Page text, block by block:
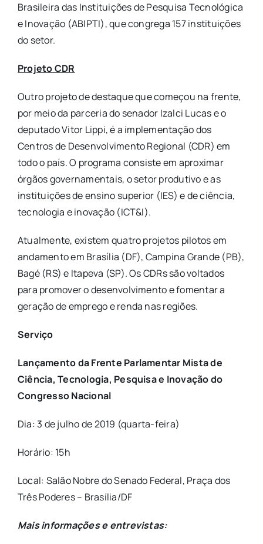
Brasileira das Instituições de Pesquisa Tecnológica
e Inovação (ABIPTI), que congrega 157 instituições
do setor.
Projeto CDR
Outro projeto de destaque que começou na frente,
por meio da parceria do senador Izalci Lucas e o
deputado Vitor Lippi, é a implementação dos
Centros de Desenvolvimento Regional (CDR) em
todo o país. O programa consiste em aproximar
órgãos governamentais, o setor produtivo e as
instituições de ensino superior (IES) e de ciência,
tecnologia e inovação (ICT&I).
Atualmente, existem quatro projetos pilotos em
andamento em Brasília (DF), Campina Grande (PB),
Bagé (RS) e Itapeva (SP). Os CDRs são voltados
para promover o desenvolvimento e fomentar a
geração de emprego e renda nas regiões.
Serviço
Lançamento da Frente Parlamentar Mista de
Ciência, Tecnologia, Pesquisa e Inovação do
Congresso Nacional
Dia: 3 de julho de 2019 (quarta-feira)
Horário: 15h
Local: Salão Nobre do Senado Federal, Praça dos
Três Poderes – Brasília/DF
Mais informações e entrevistas: